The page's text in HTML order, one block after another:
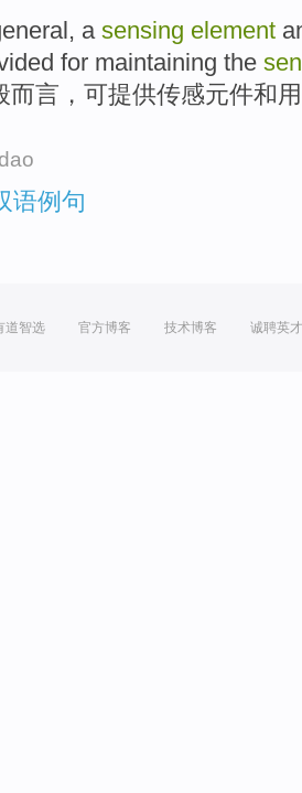
, a sensing element
for maintaining the
而言， 可提供传感元件和
语例句
道智选 官方博客 技术博客 诚聘英才